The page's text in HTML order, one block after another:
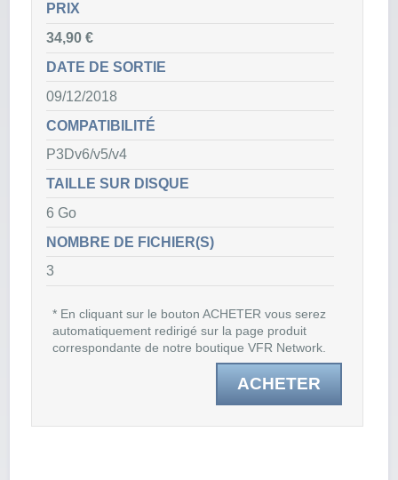
PRIX
34,90 €
DATE DE SORTIE
09/12/2018
COMPATIBILITÉ
P3Dv6/v5/v4
TAILLE SUR DISQUE
6 Go
NOMBRE DE FICHIER(S)
3
ACHETER
* En cliquant sur le bouton ACHETER vous serez
automatiquement redirigé sur la page produit
correspondante de notre boutique VFR Network.